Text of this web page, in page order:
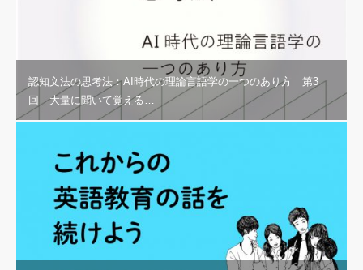
認知文法の思考法：AI時代の理論言語学の一つのあり方｜第3
回 大量に聞いて覚える…